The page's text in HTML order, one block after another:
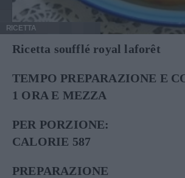
RICETTA
Ricetta soufflé royal laforêt
TEMPO PREPARAZIONE E
1 ORA E MEZZA
PER PORZIONE:
CALORIE 587
PREPARAZIONE